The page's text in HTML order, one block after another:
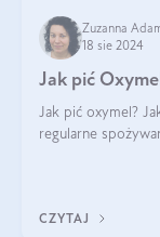
Zuzanna
18 sie 2024
Jak pić
Jak pić oxymel?
regularne
CZYTAJ